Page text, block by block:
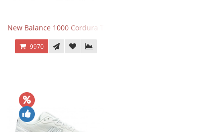
New Balance 1000 Cordura Trainers Black Cement
9970